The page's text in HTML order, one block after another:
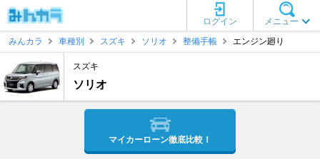
メニュー
ログイン
みんカラ
車種別 スズキ ソリオ 整備手帳 エンジン廻り
スズキ
ソリオ
マイカーローン徹底比較！